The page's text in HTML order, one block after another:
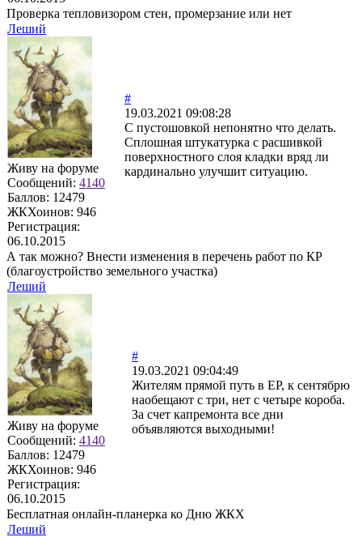
Проверка тепловизором стен, промерзание или нет
Леший
Живу на форуме
Сообщений: 4140
Баллов: 12479
ЖКХоинов: 946
Регистрация:
06.10.2015
#
19.03.2021 09:08:28
С пустошовкой непонятно что делать.
Сплошная штукатурка с расшивкой
поверхностного слоя кладки вряд ли
кардинально улучшит ситуацию.
А так можно? Внести изменения в перечень работ по КР
(благоустройство земельного участка)
Леший
Живу на форуме
Сообщений: 4140
Баллов: 12479
ЖКХоинов: 946
Регистрация:
06.10.2015
#
19.03.2021 09:04:49
Жителям прямой путь в ЕР, к сентябрю
наобещают с три, нет с четыре короба.
За счет капремонта все дни
объявляются выходными!
Бесплатная онлайн-планерка ко Дню ЖКХ
Леший